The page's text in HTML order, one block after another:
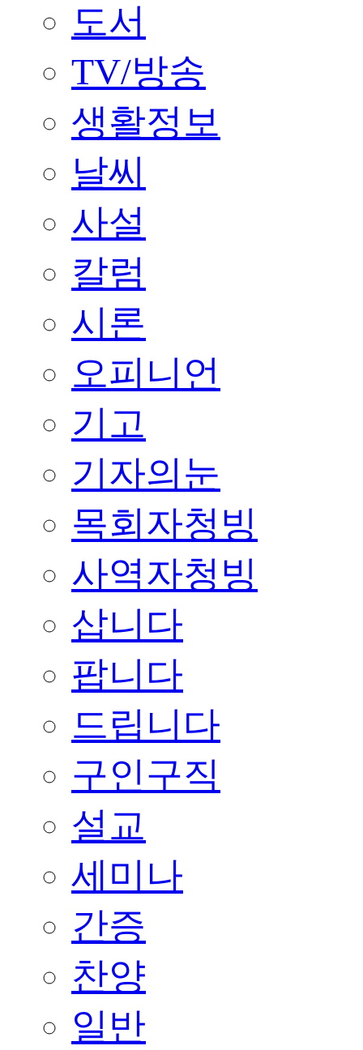
도서
TV/방송
생활정보
날씨
사설
칼럼
시론
오피니언
기고
기자의눈
목회자청빙
사역자청빙
삽니다
팝니다
드립니다
구인구직
설교
세미나
간증
찬양
일반